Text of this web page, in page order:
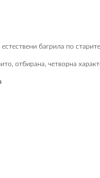
багрила по
отбирана, четворна